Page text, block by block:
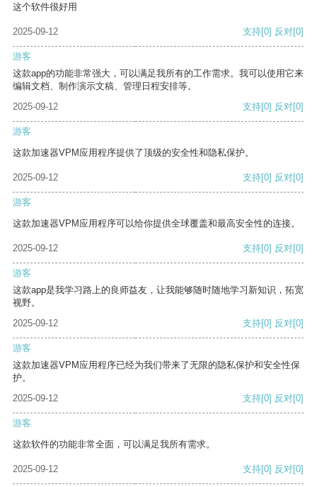
这个软件很好用
2025-09-12 支持[0] 反对[0]
游客
这款app的功能非常强大，可以满足我所有的工作需求。我可以使用它来
编辑文档、制作演示文稿、管理日程安排等。
2025-09-12
支持[0] 反对[0]
游客
这款加速器VPM应用程序提供了顶级的安全性和隐私保护。
2025-09-12 支持[0] 反对[0]
游客
这款加速器VPM应用程序可以给你提供全球覆盖和最高安全性的连接。
2025-09-12 支持[0] 反对[0]
游客
这款app是我学习路上的良师益友，让我能够随时随地学习新知识，拓宽
视野。
2025-09-12
支持[0] 反对[0]
游客
这款加速器VPM应用程序已经为我们带来了无限的隐私保护和安全性保
护。
2025-09-12
支持[0] 反对[0]
游客
这款软件的功能非常全面，可以满足我所有需求。
2025-09-12 支持[0] 反对[0]